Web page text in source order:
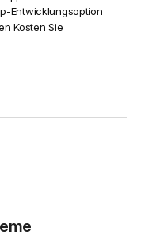
Entwicklungsoption
Kosten Sie